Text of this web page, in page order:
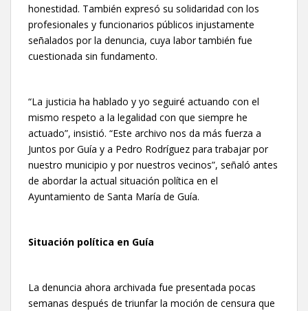
honestidad. También expresó su solidaridad con los
profesionales y funcionarios públicos injustamente
señalados por la denuncia, cuya labor también fue
cuestionada sin fundamento.
“La justicia ha hablado y yo seguiré actuando con el
mismo respeto a la legalidad con que siempre he
actuado”, insistió. “Este archivo nos da más fuerza a
Juntos por Guía y a Pedro Rodríguez para trabajar por
nuestro municipio y por nuestros vecinos”, señaló antes
de abordar la actual situación política en el
Ayuntamiento de Santa María de Guía.
Situación política en Guía
La denuncia ahora archivada fue presentada pocas
semanas después de triunfar la moción de censura que